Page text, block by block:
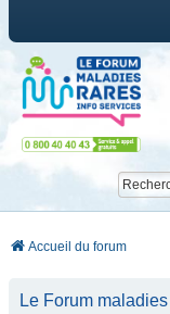
Accueil du forum
Le Forum